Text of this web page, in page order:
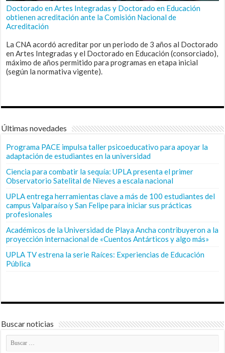
Doctorado en Artes Integradas y Doctorado en Educación
obtienen acreditación ante la Comisión Nacional de
Acreditación
La CNA acordó acreditar por un periodo de 3 años al Doctorado
en Artes Integradas y el Doctorado en Educación (consorciado),
máximo de años permitido para programas en etapa inicial
(según la normativa vigente).
Últimas novedades
Programa PACE impulsa taller psicoeducativo para apoyar la
adaptación de estudiantes en la universidad
Ciencia para combatir la sequía: UPLA presenta el primer
Observatorio Satelital de Nieves a escala nacional
UPLA entrega herramientas clave a más de 100 estudiantes del
campus Valparaíso y San Felipe para iniciar sus prácticas
profesionales
Académicos de la Universidad de Playa Ancha contribuyeron a la
proyección internacional de «Cuentos Antárticos y algo más»
UPLA TV estrena la serie Raíces: Experiencias de Educación
Pública
Buscar noticias